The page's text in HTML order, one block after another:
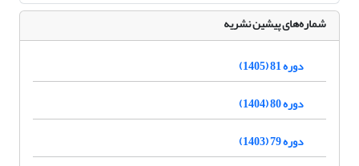
شماره‌های پیشین نشریه
دوره 81 (1405)
دوره 80 (1404)
دوره 79 (1403)